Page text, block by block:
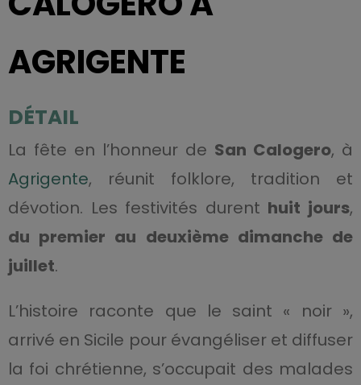
AGRIGENTE
DÉTAIL
La fête en l’honneur de San Calogero, à
Agrigente, réunit folklore, tradition et
dévotion. Les festivités durent huit jours,
du premier au deuxième dimanche de
juillet.
L’histoire raconte que le saint « noir »,
arrivé en Sicile pour évangéliser et diffuser
la foi chrétienne, s’occupait des malades